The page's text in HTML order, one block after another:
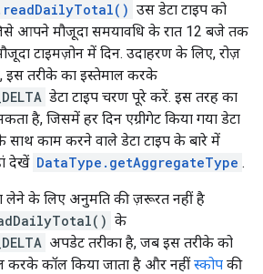
उस डेटा टाइप को
आपने मौजूदा समयावधि के रात 12 बजे तक
टाइमज़ोन में दिन. उदाहरण के लिए, रोज़
इस तरीके का इस्तेमाल करके
डेटा टाइप चरण पूरे करें. इस तरह का
है, जिसमें हर दिन एग्रीगेट किया गया डेटा
साथ काम करने वाले डेटा टाइप के बारे में
देखें DataType.getAggregateType .
लेने के लिए अनुमति की ज़रूरत नहीं है
के
अपडेट तरीका है, जब इस तरीके को
करके कॉल किया जाता है और नहींस्कोप की